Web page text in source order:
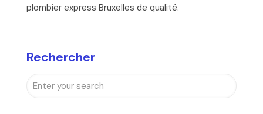
plombier express Bruxelles de qualité.
Rechercher